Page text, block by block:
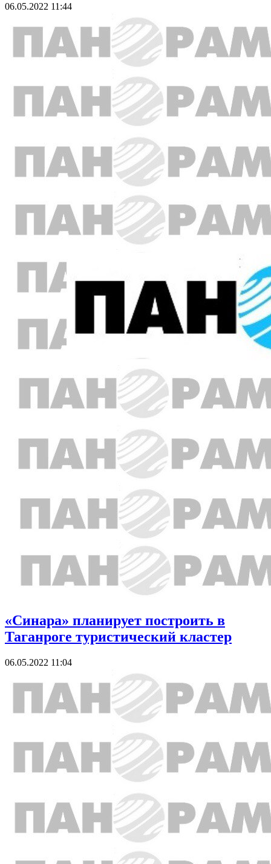
06.05.2022 11:44
«Синара» планирует построить в
Таганроге туристический кластер
06.05.2022 11:04